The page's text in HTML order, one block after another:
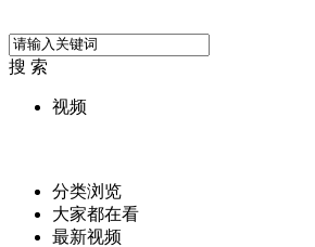
搜 索
视频
分类浏览
大家都在看
最新视频